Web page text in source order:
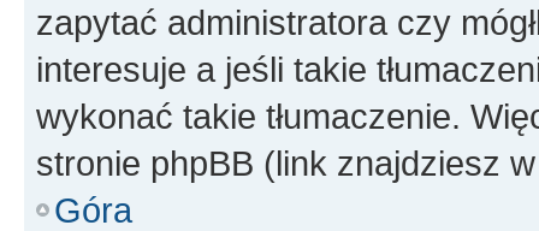
zapytać administratora czy
interesuje a jeśli takie
wykonać takie tłumaczenie.
stronie phpBB (link znajdziesz
Góra